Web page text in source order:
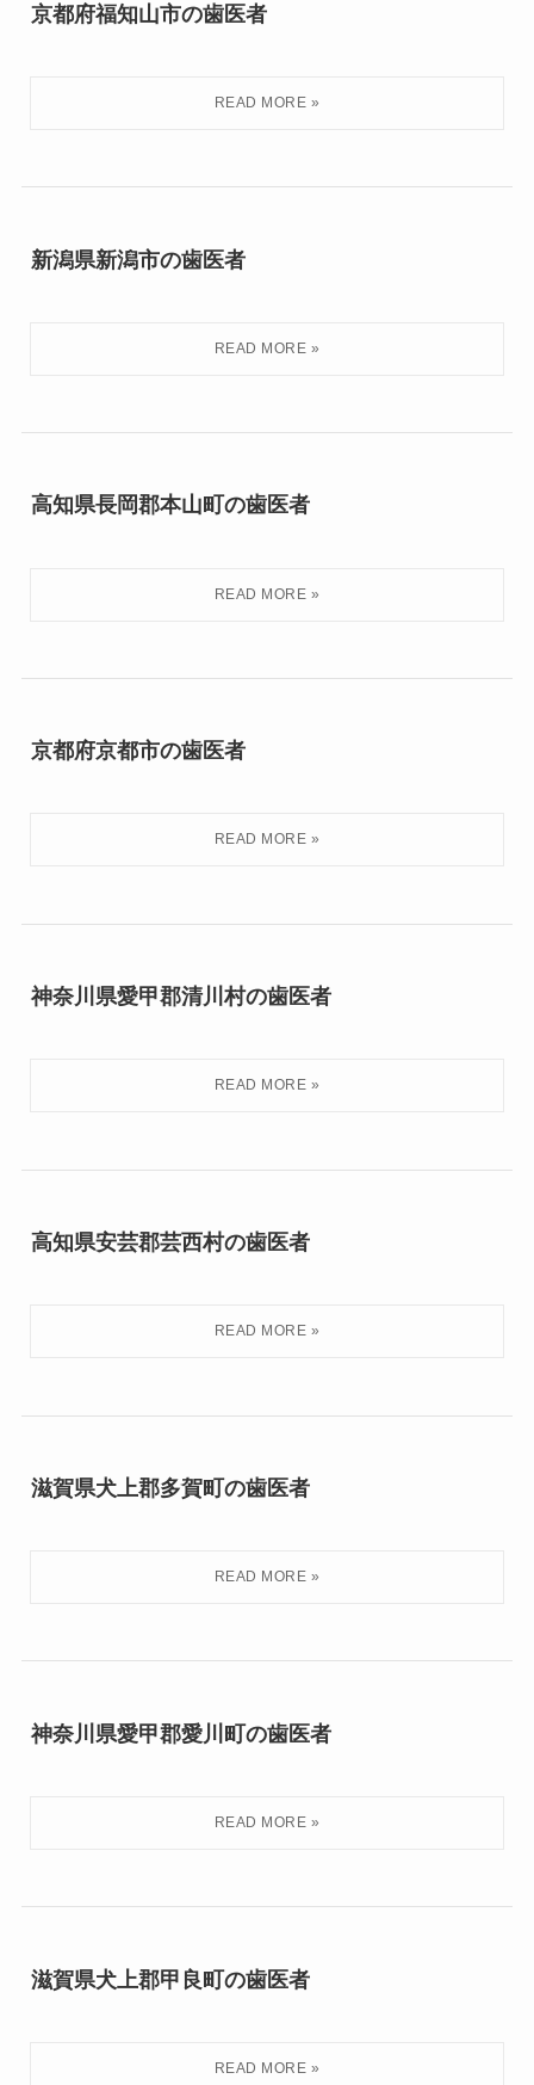
京都府福知山市の歯医者
新潟県新潟市の歯医者
高知県長岡郡本山町の歯医者
京都府京都市の歯医者
神奈川県愛甲郡清川村の歯医者
高知県安芸郡芸西村の歯医者
滋賀県犬上郡多賀町の歯医者
神奈川県愛甲郡愛川町の歯医者
滋賀県犬上郡甲良町の歯医者